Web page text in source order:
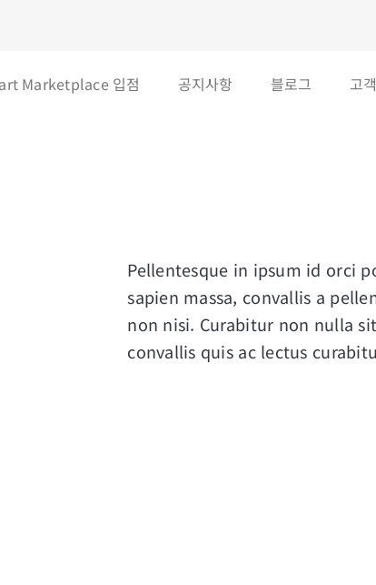
Marketplace 입점 공지사항 블로그 고
Pellentesque in ipsum id orci
sapien massa, convallis a
non nisi. Curabitur non nulla
convallis quis ac lectus